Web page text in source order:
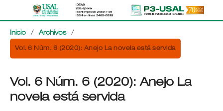
Inicio / Archivos /
Vol. 6 Núm. 6 (2020): Anejo La novela está servida
Vol. 6 Núm. 6 (2020): Anejo La
novela está servida